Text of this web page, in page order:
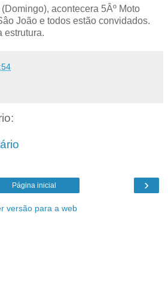
acontecera 5Âº Moto
João e todos estão convidados.
estrutura.
›
Página inicial
versão para a web